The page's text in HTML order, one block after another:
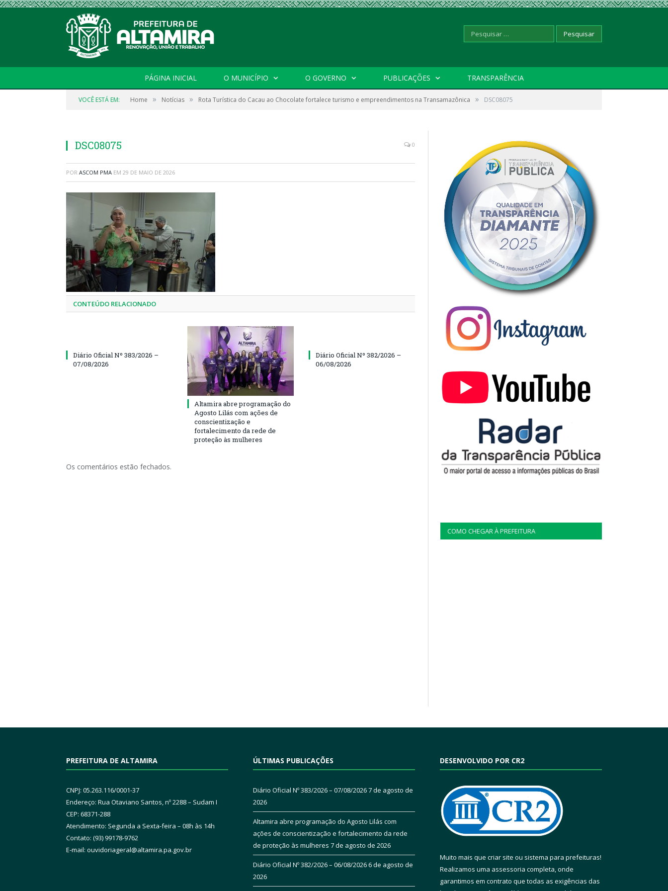
Pesquisar
por:
PÁGINA INICIAL O MUNICÍPIO O GOVERNO PUBLICAÇÕES TRANSPARÊNCIA
VOCÊ ESTÁ EM: Home » Notícias » Rota Turística do Cacau ao Chocolate fortalece turismo e empreendimentos na Transamazônica » DSC08075
DSC08075 0
POR ASCOM PMA EM 29 DE MAIO DE 2026
CONTEÚDO RELACIONADO
Diário Oficial Nº 383/2026 –
07/08/2026
Altamira abre programação do
Agosto Lilás com ações de
conscientização e
fortalecimento da rede de
proteção às mulheres
Diário Oficial Nº 382/2026 –
06/08/2026
Os comentários estão fechados.
COMO CHEGAR À PREFEITURA
PREFEITURA DE ALTAMIRA
CNPJ: 05.263.116/0001-37
Endereço: Rua Otaviano Santos, nº 2288 – Sudam I
CEP: 68371-288
Atendimento: Segunda a Sexta-feira – 08h às 14h
Contato: (93) 99178-9762
E-mail: ouvidoriageral@altamira.pa.gov.br
ÚLTIMAS PUBLICAÇÕES
Diário Oficial Nº 383/2026 – 07/08/20267 de agosto de
2026
Altamira abre programação do Agosto Lilás com
ações de conscientização e fortalecimento da rede
de proteção às mulheres 7 de agosto de 2026
Diário Oficial Nº 382/2026 – 06/08/20266 de agosto de
2026
DESENVOLVIDO POR CR2
Muito mais que criar site ou sistema para prefeituras!
Realizamos uma assessoria completa, onde
garantimos em contrato que todas as exigências das